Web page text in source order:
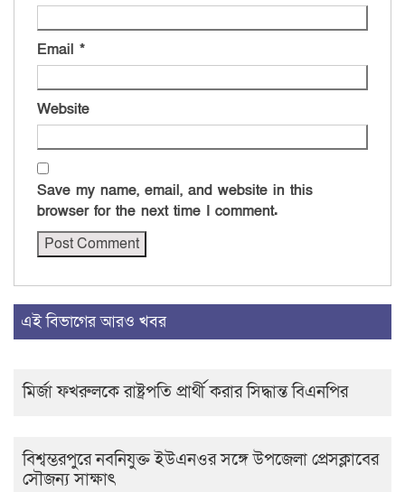
Email *
Website
Save my name, email, and website in this
browser for the next time I comment.
এই বিভাগের আরও খবর
মির্জা ফখরুলকে রাষ্ট্রপতি প্রার্থী করার সিদ্ধান্ত বিএনপির
বিশ্বম্ভরপুরে নবনিযুক্ত ইউএনওর সঙ্গে উপজেলা প্রেসক্লাবের
সৌজন্য সাক্ষাৎ